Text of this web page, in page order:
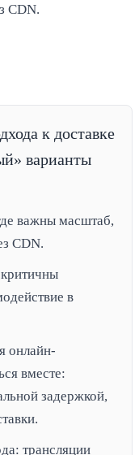
CDN.
к доставке
варианты
важны масштаб,
CDN.
в
онлайн-
вместе:
задержкой,
трансляции